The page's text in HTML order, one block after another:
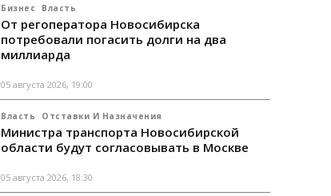
Бизнес Власть
От регоператора Новосибирска
потребовали погасить долги на два
миллиарда
05 августа 2026, 19:00
Власть Отставки И Назначения
Министра транспорта Новосибирской
области будут согласовывать в Москве
05 августа 2026, 18:30